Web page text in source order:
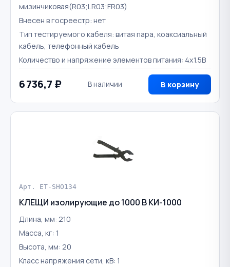
мизинчиковая(R03;LR03;FR03)
Внесен в госреестр: нет
Тип тестируемого кабеля: витая пара, коаксиальный
кабель, телефонный кабель
Количество и напряжение элементов питания: 4х1.5B
6 736,7 ₽ В наличии В корзину
Арт. ET-SHO134
КЛЕЩИ изолирующие до 1000 В КИ-1000
Длина, мм: 210
Масса, кг: 1
Высота, мм: 20
Класс напряжения сети, кВ: 1